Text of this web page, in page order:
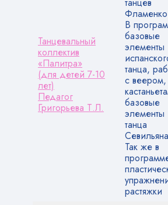
Танцевальный
коллектив
«Палитра»
(для детей 7-10
лет)
Педагог
Григорьева Т.Л.
танцев
В
базовые
элементы
танца,
с веером,
базовые
элементы
танца
Так же в
растяжки